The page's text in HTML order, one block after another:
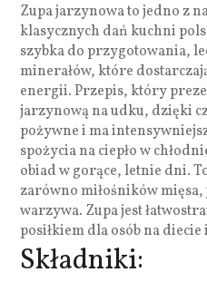
Zupa jarzynowa to jedno z
klasycznych dań kuchni
szybka do przygotowania,
minerałów, które
energii. Przepis, który
jarzynową na udku, dzięki
pożywne i ma
spożycia na ciepło w
obiad w gorące, letnie dni.
zarówno miłośników
warzywa. Zupa jest
posiłkiem dla osób na diecie
Składniki: